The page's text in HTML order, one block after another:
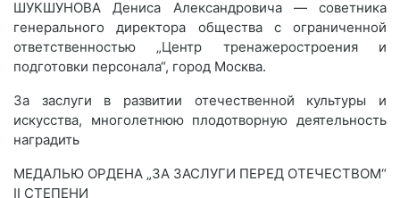
ШУКШУНОВА Дениса Александровича — советника
генерального директора общества с ограниченной
ответственностью „Центр тренажеростроения и
подготовки персонала“, город Москва.
За заслуги в развитии отечественной культуры и
искусства, многолетнюю плодотворную деятельность
наградить
МЕДАЛЬЮ ОРДЕНА „ЗА ЗАСЛУГИ ПЕРЕД ОТЕЧЕСТВОМ“
II СТЕПЕНИ